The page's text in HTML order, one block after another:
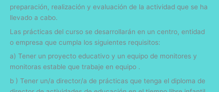
preparación, realización y evaluación de la actividad que se ha
llevado a cabo.
Las prácticas del curso se desarrollarán en un centro, entidad
o empresa que cumpla los siguientes requisitos:
a) Tener un proyecto educativo y un equipo de monitores y
monitoras estable que trabaje en equipo .
b ) Tener un/a director/a de prácticas que tenga el diploma de